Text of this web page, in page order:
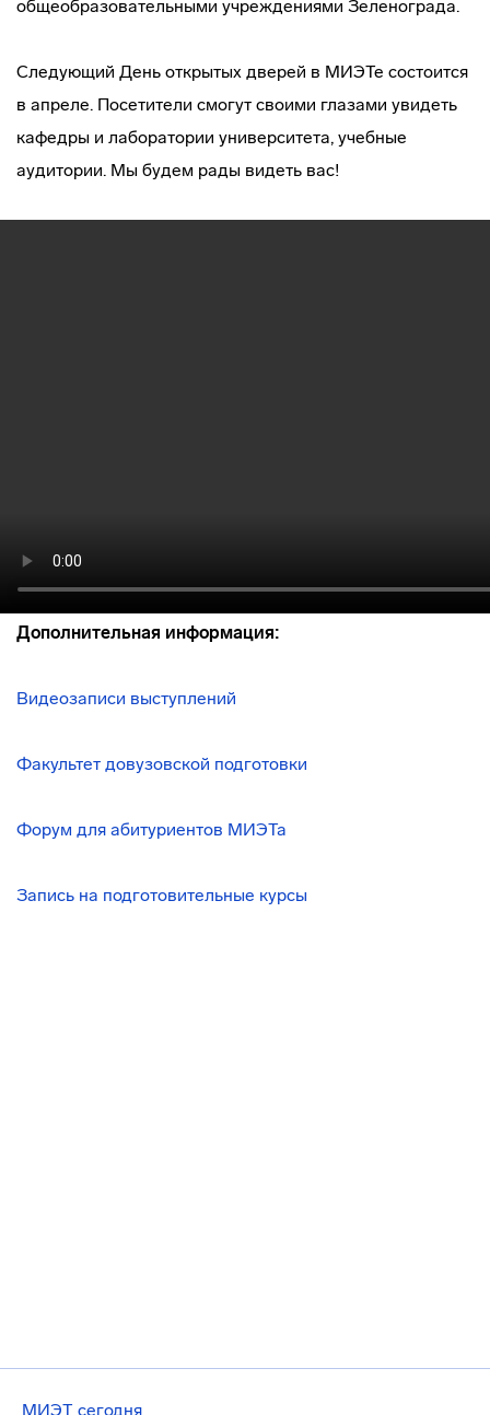
общеобразовательными учреждениями Зеленограда.
Следующий День открытых дверей в МИЭТе состоится
в апреле. Посетители смогут своими глазами увидеть
кафедры и лаборатории университета, учебные
аудитории. Мы будем рады видеть вас!
Дополнительная информация:
Видеозаписи выступлений
Факультет довузовской подготовки
Форум для абитуриентов МИЭТа
Запись на подготовительные курсы
МИЭТ сегодня